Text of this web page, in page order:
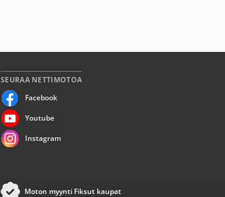
SEURAA NETTIMOTOA
Facebook
Youtube
Instagram
Moton myynti Fiksut kaupat